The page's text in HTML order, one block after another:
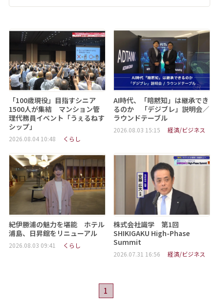
「100歳現役」目指すシニア
1500人が集結 マンション管
理代務員イベント「うぇるねす
シップ」
2026.08.04 10:48 くらし
AI時代、「暗黙知」は継承でき
るのか 「デジブレ」説明会／
ラウンドテーブル
2026.08.03 15:15 経済/ビジネス
紀伊勝浦の魅力を堪能 ホテル
浦島、日昇館をリニューアル
2026.08.03 09:41 くらし
株式会社識学 第1回
SHIKIGAKU High-Phase
Summit
2026.07.31 16:56 経済/ビジネス
1